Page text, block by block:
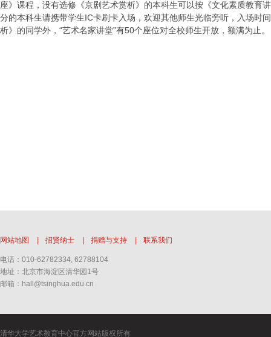
座》课程，没有选修《京剧艺术赏析》的本科生可以按《文化素质教育
分的本科生请携带学生IC卡刷卡入场，欢迎其他师生光临旁听，入场时
析》的同学外， “艺术名家讲堂”有50个座位对全校师生开放，额满为止。
网站地图 招贤纳士 捐赠与支持 联系我们
电话：010-62782334, 62788104
地址：北京市海淀区清华园1号
邮箱：hall@tsinghua.edu.cn
清华大学艺术教育中心官方网站版权所有